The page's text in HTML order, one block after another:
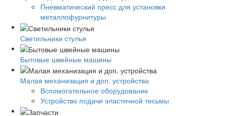
Пневматический пресс для установки
металлофурнитуры
Светильники стулья
Бытовые швейные машины
Малая механизация и доп. устройства
Вспомогательное оборудование
Устройство подачи эластичной тесьмы